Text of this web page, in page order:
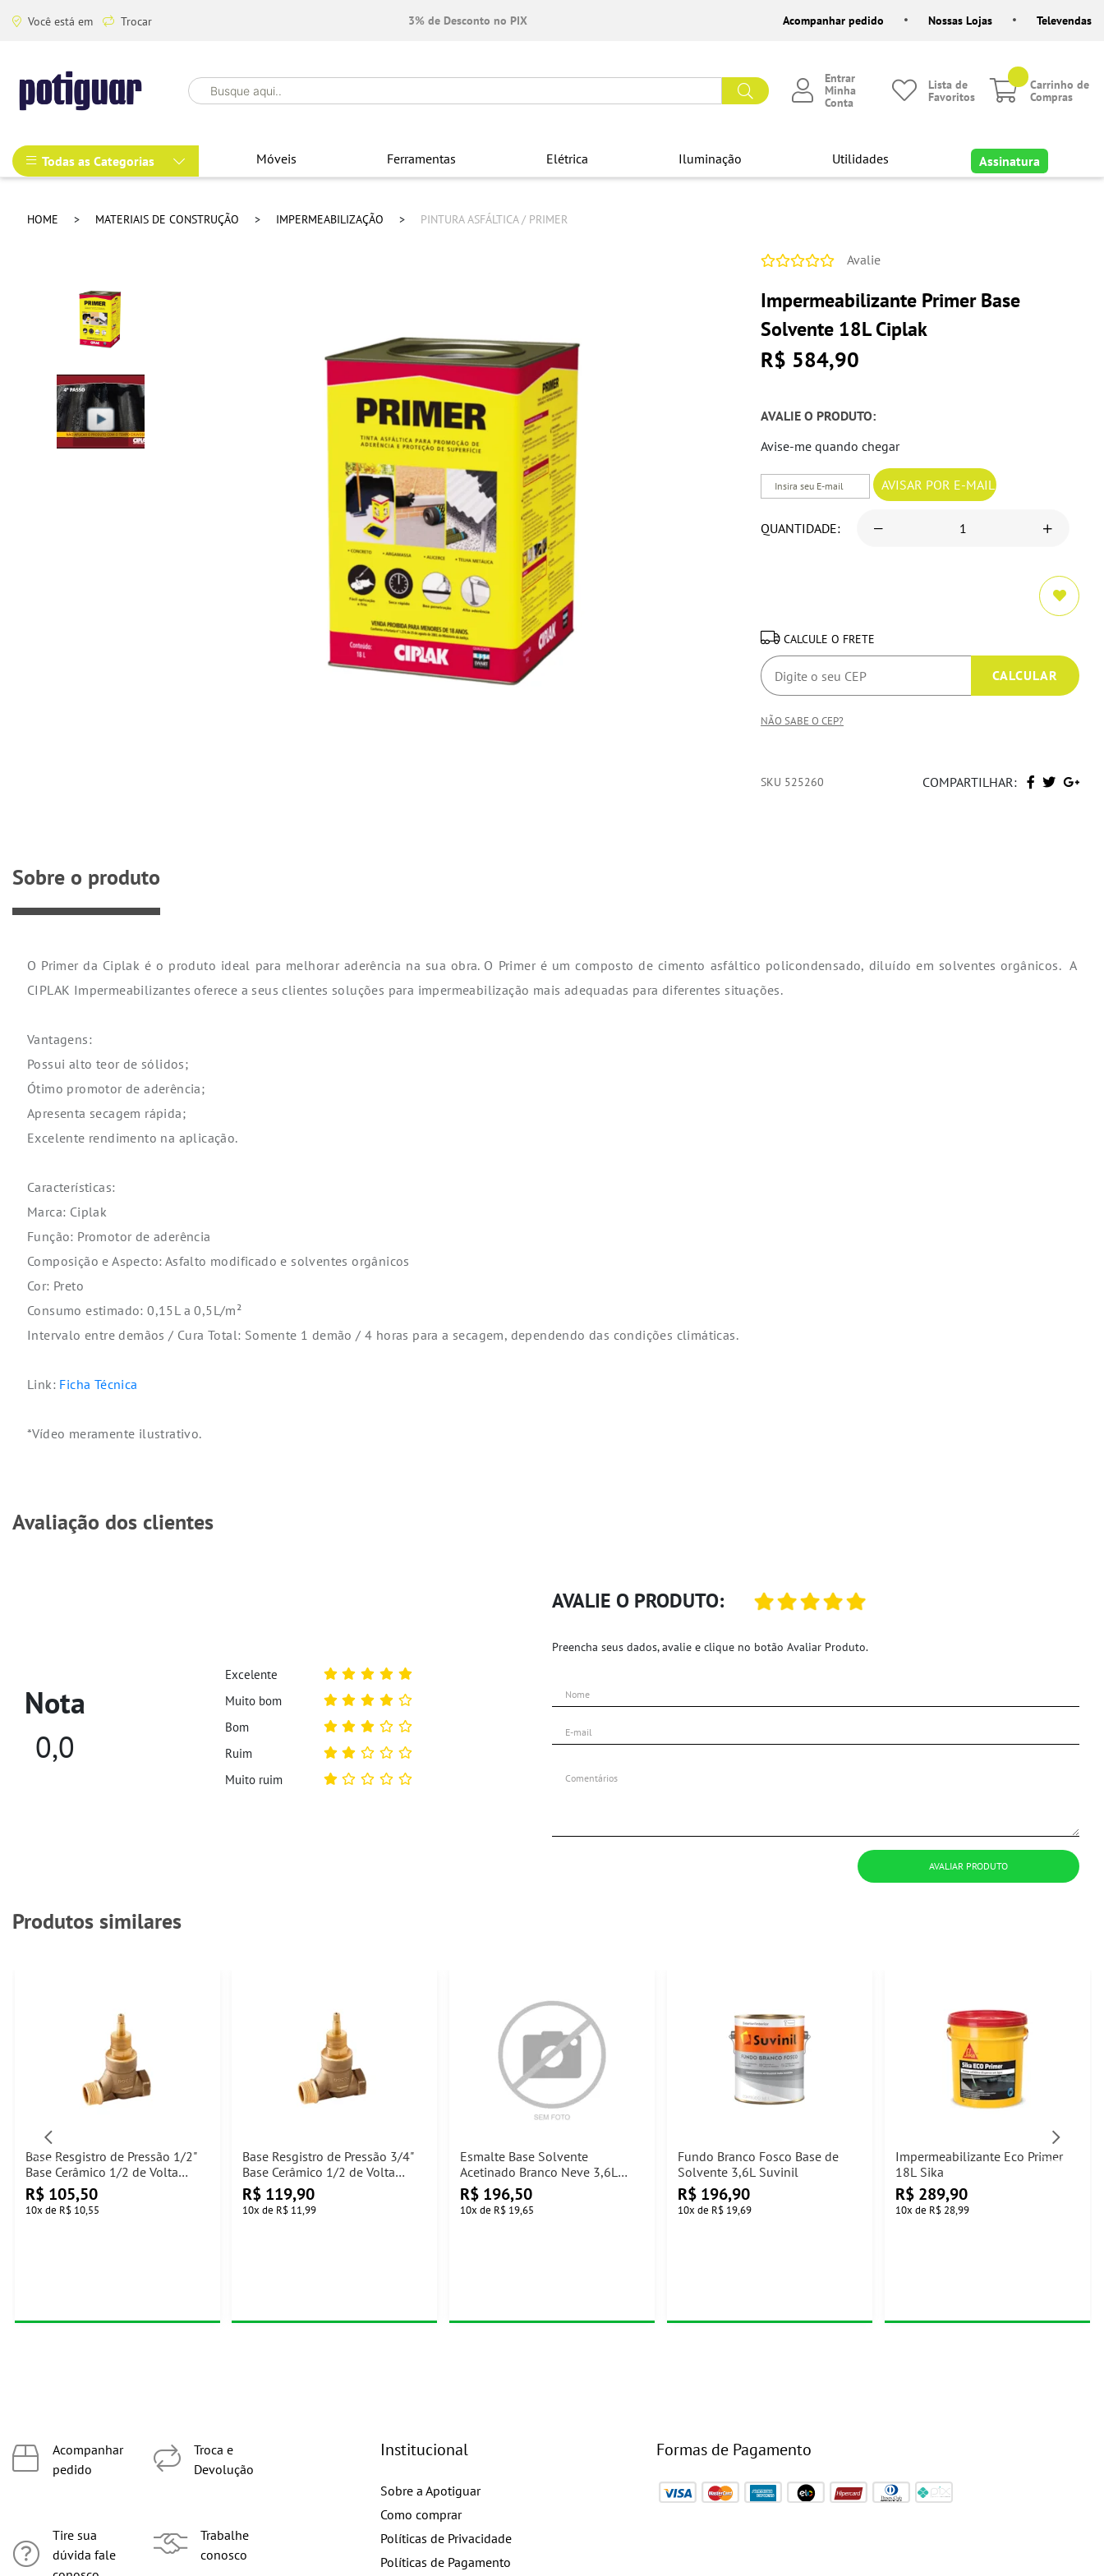
Você está em Trocar 3% de Desconto no PIX Acompanhar pedido Nossas Lojas Televendas
Entrar
Minha
Conta
Lista de
Favoritos
Carrinho de
Compras
Todas as Categorias Móveis Ferramentas Elétrica Iluminação Utilidades Assinatura
HOME MATERIAIS DE CONSTRUÇÃO IMPERMEABILIZAÇÃO PINTURA ASFÁLTICA / PRIMER
Avalie
Impermeabilizante Primer Base
Solvente 18L Ciplak
R$ 584,90
AVALIE O PRODUTO:
Avise-me quando chegar
QUANTIDADE:
CALCULE O FRETE
NÃO SABE O CEP?
SKU 525260 COMPARTILHAR:
Sobre o produto
O Primer da Ciplak é o produto ideal para melhorar aderência na sua obra. O Primer é um composto de cimento asfáltico policondensado, diluído em solventes orgânicos. A
CIPLAK Impermeabilizantes oferece a seus clientes soluções para impermeabilização mais adequadas para diferentes situações.
Vantagens:
Possui alto teor de sólidos;
Ótimo promotor de aderência;
Apresenta secagem rápida;
Excelente rendimento na aplicação.
Características:
Marca: Ciplak
Função: Promotor de aderência
Composição e Aspecto: Asfalto modificado e solventes orgânicos
Cor: Preto
Consumo estimado: 0,15L a 0,5L/m²
Intervalo entre demãos / Cura Total: Somente 1 demão / 4 horas para a secagem, dependendo das condições climáticas.
Link: Ficha Técnica
*Vídeo meramente ilustrativo.
Avaliação dos clientes
AVALIE O PRODUTO:
Preencha seus dados, avalie e clique no botão Avaliar Produto.
AVALIAR PRODUTO
Nota
0,0
Excelente
Muito bom
Bom
Ruim
Muito ruim
Produtos similares
Base Resgistro de Pressão 1/2"
Base Cerâmico 1/2 de Volta
Docol
R$ 105,50
10x de R$ 10,55
Base Resgistro de Pressão 3/4"
Base Cerâmico 1/2 de Volta
Docol
R$ 119,90
10x de R$ 11,99
Esmalte Base Solvente
Acetinado Branco Neve 3,6L
Suvinil
R$ 196,50
10x de R$ 19,65
Fundo Branco Fosco Base de
Solvente 3,6L Suvinil
R$ 196,90
10x de R$ 19,69
Impermeabilizante Eco Primer
18L Sika
R$ 289,90
10x de R$ 28,99
Acompanhar
pedido
Tire sua
dúvida fale
Troca e
Devolução
Trabalhe
conosco
Institucional
Sobre a Apotiguar
Como comprar
Políticas de Privacidade
Políticas de Pagamento
Formas de Pagamento